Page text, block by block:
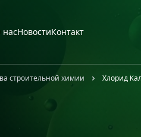
НовостиКонтакт
строительной химии Хлорид